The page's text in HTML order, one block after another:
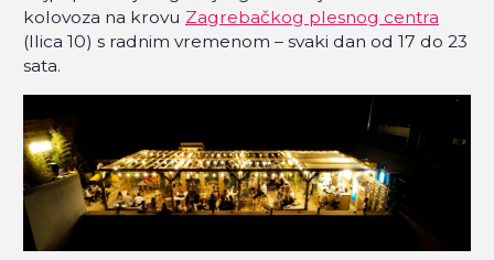
kolovoza na krovu Zagrebačkog plesnog centra
(Ilica 10) s radnim vremenom – svaki dan od 17 do 23
sata.